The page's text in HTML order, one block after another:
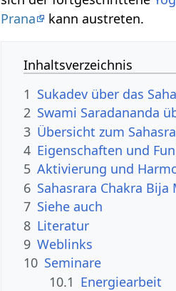
Prana
kann austreten.
Inhaltsverzeichnis
1 Sukadev über das
2 Swami Saradananda
3 Übersicht zum
4 Eigenschaften und
5 Aktivierung und
6 Sahasrara Chakra
7 Siehe auch
8 Literatur
9 Weblinks
10 Seminare
10.1 Energiearbeit